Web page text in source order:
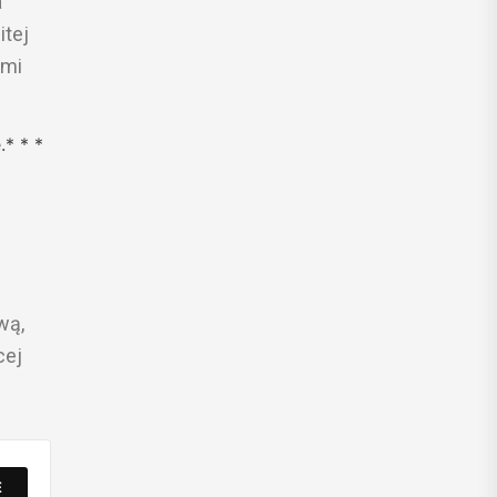
* *